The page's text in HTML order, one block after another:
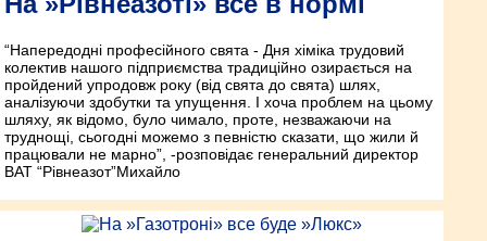
“Напередодні професійного свята - Дня хіміка трудовий
колектив нашого підприємства традиційно озирається на
пройдений упродовж року (від свята до свята) шлях,
аналізуючи здобутки та упущення. І хоча проблем на цьому
шляху, як відомо, було чимало, проте, незважаючи на
труднощі, сьогодні можемо з певністю сказати, що жили й
працювали не марно”, -розповідає генеральний директор
ВАТ “Рівнеазот”Михайло